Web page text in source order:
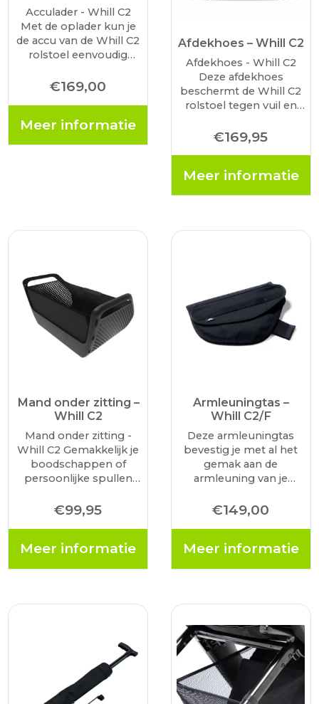
Acculader - Whill C2
Met de oplader kun je
de accu van de Whill C2
rolstoel eenvoudig
buiten het voertuig.
Sluit de oplader aan op
binnen 5 uur…
€169,00
Meer informatie
Afdekhoes – Whill C2
Afdekhoes - Whill C2
Deze afdekhoes
beschermt de Whill C2
rolstoel tegen vuil en
rolstoel niet gebruikt.
Gemaakt van 100%
€169,95
Meer informatie
Mand onder zitting –
Whill C2
Mand onder zitting -
Whill C2 Gemakkelijk je
boodschappen of
persoonlijke spullen
mand plaats je onder de
€99,95
Meer informatie
Armleuningtas –
Whill C2/F
Deze armleuningtas
bevestig je met al het
gemak aan de
armleuning van je
compacte formaat is
zoals je telefoon,
€149,00
Meer informatie